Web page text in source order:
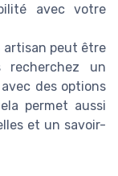
avec votre
artisan peut être
recherchez un
des options
permet aussi
et un savoir-